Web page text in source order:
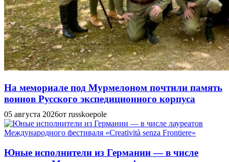
На мемориале под Мурмелоном почтили память
воинов Русского экспедиционного корпуса
05 августа 2026от russkoepole
Юные исполнители из Германии — в числе